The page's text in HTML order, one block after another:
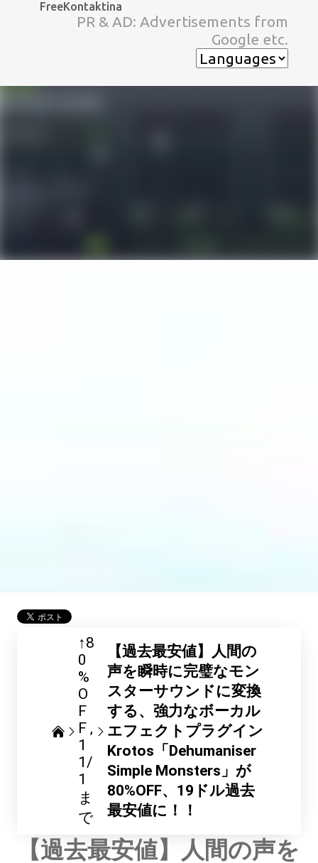
スキップしてメイン コンテンツに移動
FreeKontaktina
PR & AD: Advertisements from
Google etc.
↑8
0
%
O
F
F
1
1/
1
ま
で
【過去最安値】人間の
声を瞬時に完璧なモン
スターサウンドに変換
する、強力なボーカル
エフェクトプラグイン
Krotos「Dehumaniser
Simple Monsters」が
80%OFF、19ドル過去
最安値に！！
【過去最安値】人間の声を